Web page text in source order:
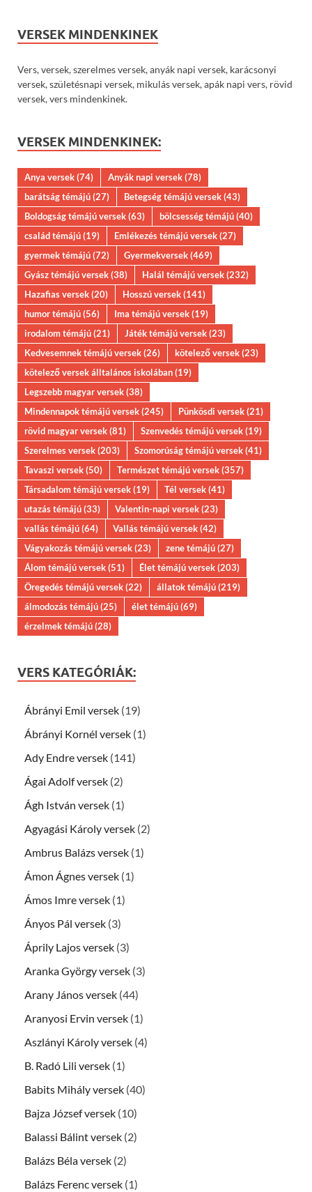
VERSEK MINDENKINEK
Vers, versek, szerelmes versek, anyák napi versek, karácsonyi
versek, születésnapi versek, mikulás versek, apák napi vers, rövid
versek, vers mindenkinek.
VERSEK MINDENKINEK:
Anya versek(74) Anyák napi versek(78)
barátság témájú(27) Betegség témájú versek(43)
Boldogság témájú versek(63) bölcsesség témájú(40)
család témájú(19) Emlékezés témájú versek(27)
gyermek témájú(72) Gyermekversek(469)
Gyász témájú versek(38) Halál témájú versek(232)
Hazafias versek(20) Hosszú versek(141)
humor témájú(56) Ima témájú versek(19)
irodalom témájú(21) Játék témájú versek(23)
Kedvesemnek témájú versek(26) kötelező versek(23)
kötelező versek álltalános iskolában(19)
Legszebb magyar versek(38)
Mindennapok témájú versek(245) Pünkösdi versek(21)
rövid magyar versek(81) Szenvedés témájú versek(19)
Szerelmes versek(203) Szomorúság témájú versek(41)
Tavaszi versek(50) Természet témájú versek(357)
Társadalom témájú versek(19) Tél versek(41)
utazás témájú(33) Valentin-napi versek(23)
vallás témájú(64) Vallás témájú versek(42)
Vágyakozás témájú versek(23) zene témájú(27)
Álom témájú versek(51) Élet témájú versek(203)
Öregedés témájú versek(22) állatok témájú(219)
álmodozás témájú(25) élet témájú(69)
érzelmek témájú(28)
VERS KATEGÓRIÁK:
Ábrányi Emil versek (19)
Ábrányi Kornél versek (1)
Ady Endre versek (141)
Ágai Adolf versek (2)
Ágh István versek (1)
Agyagási Károly versek (2)
Ambrus Balázs versek (1)
Ámon Ágnes versek (1)
Ámos Imre versek (1)
Ányos Pál versek (3)
Áprily Lajos versek (3)
Aranka György versek (3)
Arany János versek (44)
Aranyosi Ervin versek (1)
Aszlányi Károly versek (4)
B. Radó Lili versek (1)
Babits Mihály versek (40)
Bajza József versek (10)
Balassi Bálint versek (2)
Balázs Béla versek (2)
Balázs Ferenc versek (1)